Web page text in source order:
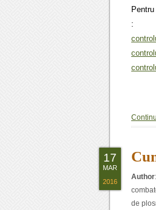
:
Author:
de
17
MAR
2016